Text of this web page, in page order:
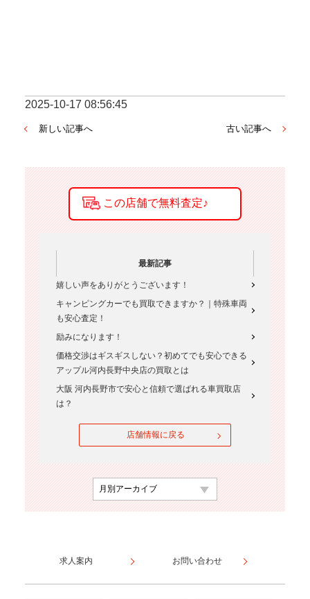
2025-10-17 08:56:45
新しい記事へ 古い記事へ
最新記事
嬉しい声をありがとうございます！
キャンピングカーでも買取できますか？｜特殊車両
も安心査定！
励みになります！
価格交渉はギスギスしない？初めてでも安心できる
アップル河内長野中央店の買取とは
大阪 河内長野市で安心と信頼で選ばれる車買取店
は？
店舗情報に戻る
求人案内 お問い合わせ